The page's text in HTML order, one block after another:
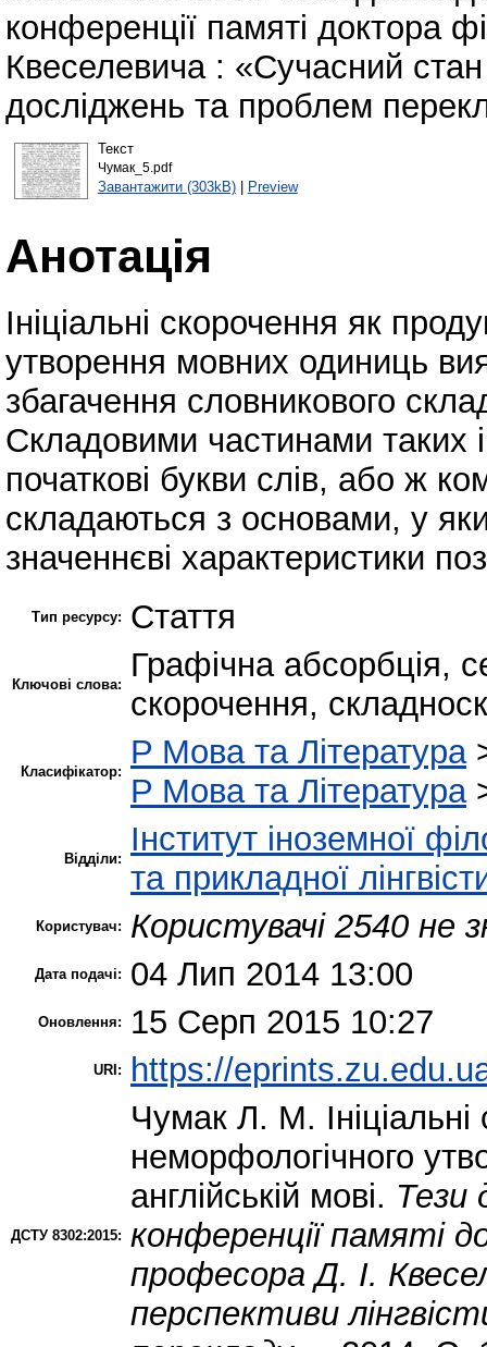
конференції памяті доктора
Квеселевича : «Сучасний стан
досліджень та проблем
Текст
Чумак_5.pdf
Завантажити (303kB)| Preview
Анотація
Ініціальні скорочення як
утворення мовних одиниць
збагачення словникового
Складовими частинами таких
початкові букви слів, або ж
складаються з основами, у
значеннєві характеристики
Тип ресурсу: Стаття
Ключові слова:
Графічна абсорбція,
скорочення,
Класифікатор:
P Мова та Література
P Мова та Література
Відділи:
Інститут іноземної
та прикладної
Користувач: Користувачі 2540 не
Дата подачі: 04 Лип 2014 13:00
Оновлення: 15 Серп 2015 10:27
URI: https://
ДСТУ 8302:2015:
Чумак Л. М.
неморфологічного
англійській мові. Тези
конференції памяті
професора Д. І.
перспективи